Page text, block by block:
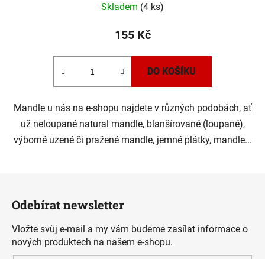
Skladem (4 ks)
155 Kč
DO KOŠÍKU
Mandle u nás na e-shopu najdete v různých podobách, ať
už neloupané natural mandle, blanšírované (loupané),
výborné uzené či pražené mandle, jemné plátky, mandle...
Odebírat newsletter
Vložte svůj e-mail a my vám budeme zasílat informace o
nových produktech na našem e-shopu.